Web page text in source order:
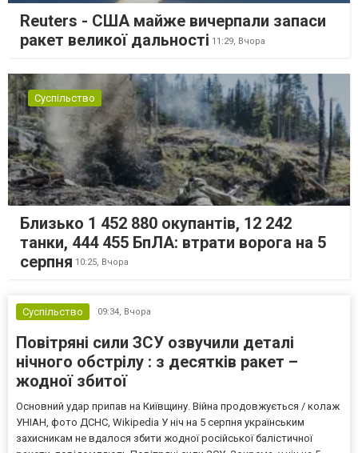
Reuters - США майже вичерпали запаси
ракет великої дальності 11:29, Вчора
Суспільство
Близько 1 452 880 окупантів, 12 242
танки, 444 455 БпЛА: втрати ворога на 5
серпня 10:25, Вчора
Суспільство 09:34, Вчора
Повітряні сили ЗСУ озвучили деталі
нічного обстрілу : з десятків ракет –
жодної збитої
Основний удар припав на Київщину. Війна продовжується / колаж
УНІАН, фото ДСНС, Wikipedia У ніч на 5 серпня українським
захисникам не вдалося збити жодної російської балістичної